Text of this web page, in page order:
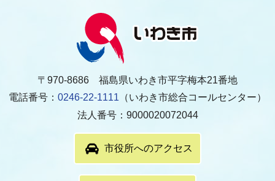
〒970-8686 福島県いわき市平字梅本21番地
電話番号： 0246-22-1111 （いわき市総合コールセンター）
法人番号：9000020072044
市役所へのアクセス